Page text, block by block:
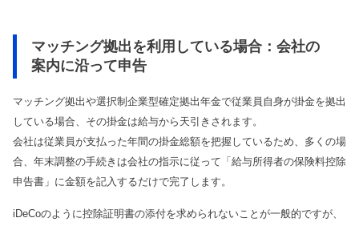
マッチング拠出を利用している場合：会社の
案内に沿って申告
マッチング拠出や選択制企業型確定拠出年金で従業員自身が掛金を拠出
している場合、その掛金は給与から天引きされます。
会社は従業員が支払った年間の掛金総額を把握しているため、多くの場
合、年末調整の手続きは会社の指示に従って「給与所得者の保険料控除
申告書」に金額を記入するだけで完了します。
iDeCoのように控除証明書の添付を求められないことが一般的ですが、